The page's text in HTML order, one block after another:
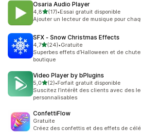
Osaria Audio Player
4,8étoile(s) sur 5
(17)
17 avis au total
•Essai gratuit disponible
Ajouter un lecteur de musique pour
SFX ‑ Snow Christmas Effects
4,7étoile(s) sur 5
(24)
24 avis au total
•Gratuite
Superbes effets d’Halloween et de
boutique
Video Player by bPlugins
5,0étoile(s) sur 5
(2)
2 avis au total
•Forfait gratuit disponible
Suscitez l’intérêt des clients avec des
personnalisables
ConfettiFlow
Gratuite
Créez des confettis et des effets de